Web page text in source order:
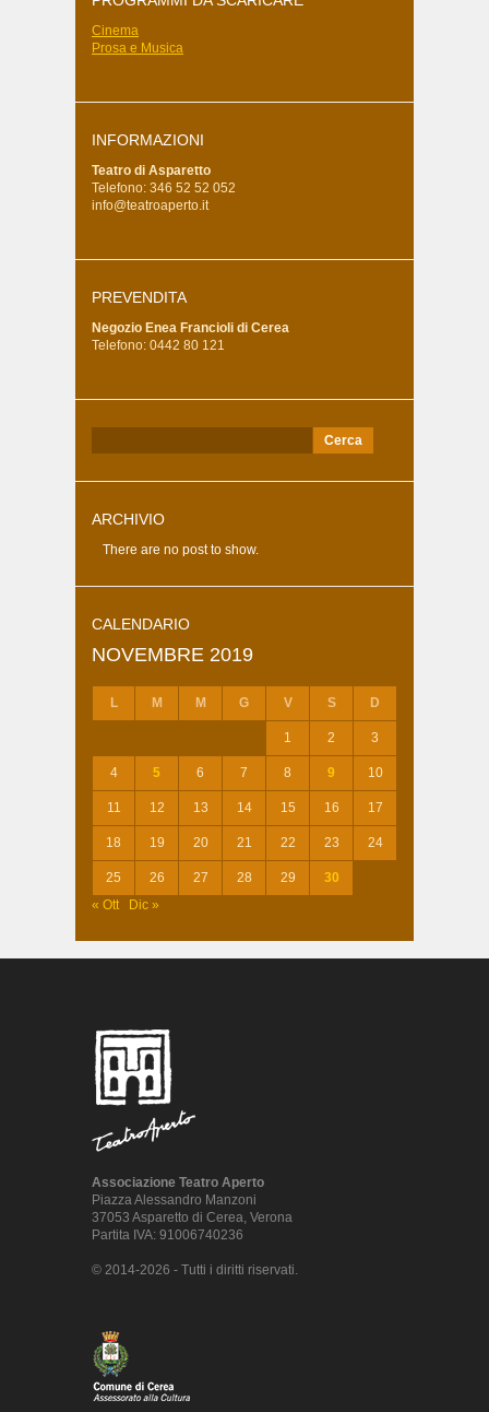
Cinema
Prosa e Musica
INFORMAZIONI
Teatro di Asparetto
Telefono: 346 52 52 052
info@teatroaperto.it
PREVENDITA
Negozio Enea Francioli di Cerea
Telefono: 0442 80 121
per:
ARCHIVIO
There are no post to show.
CALENDARIO
NOVEMBRE 2019
L M M G V S D
1 2 3
4 5 6 7 8 9 10
11 12 13 14 15 16 17
18 19 20 21 22 23 24
25 26 27 28 29
30
« Ott
Dic »
Associazione Teatro Aperto
Piazza Alessandro Manzoni
37053 Asparetto di Cerea, Verona
Partita IVA: 91006740236
© 2014-2026 - Tutti i diritti riservati.